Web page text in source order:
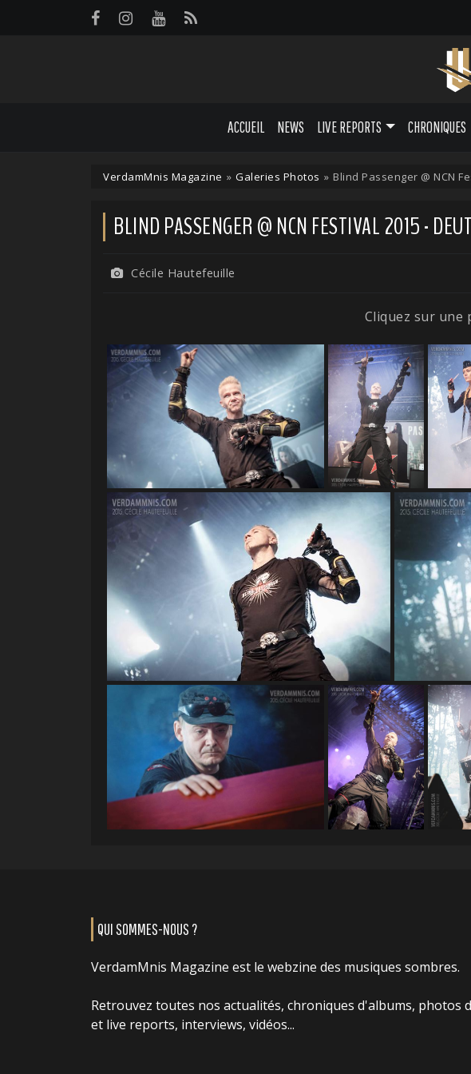
ACCUEIL NEWS LIVE REPORTS CHRONIQUES
VerdamMnis Magazine » Galeries Photos » Blind Passenger @ NCN
BLIND PASSENGER @ NCN FESTIVAL 2015 -
Cécile Hautefeuille
Cliquez sur
QUI SOMMES-NOUS ?
VerdamMnis Magazine est le webzine des musiques sombres.
Retrouvez toutes nos actualités, chroniques d'albums, photos
et live reports, interviews, vidéos...
Panneau de gestion des cookies